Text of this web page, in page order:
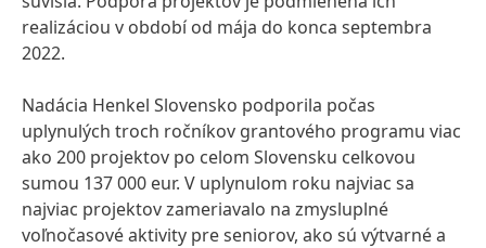
realizáciou v období od mája do konca septembra
2022.
Nadácia Henkel Slovensko podporila počas
uplynulých troch ročníkov grantového programu viac
ako 200 projektov po celom Slovensku celkovou
sumou 137 000 eur. V uplynulom roku najviac sa
najviac projektov zameriavalo na zmysluplné
voľnočasové aktivity pre seniorov, ako sú výtvarné a